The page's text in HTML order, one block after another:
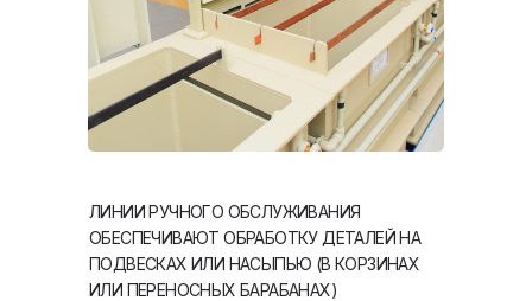
ЛИНИИ РУЧНОГО ОБСЛУЖИВАНИЯ
ОБЕСПЕЧИВАЮТ ОБРАБОТКУ ДЕТАЛЕЙ НА
ПОДВЕСКАХ ИЛИ НАСЫПЬЮ (В КОРЗИНАХ
ИЛИ ПЕРЕНОСНЫХ БАРАБАНАХ)